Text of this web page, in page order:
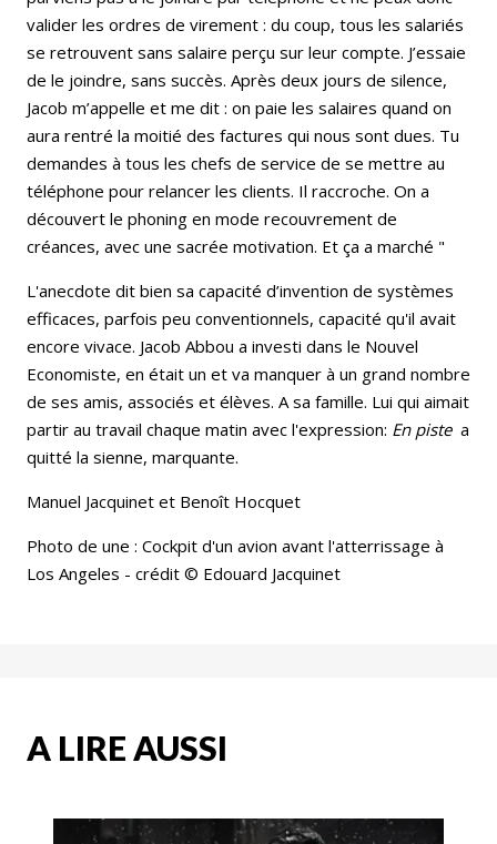
valider les ordres de virement : du coup, tous les salariés
se retrouvent sans salaire perçu sur leur compte. J’essaie
de le joindre, sans succès. Après deux jours de silence,
Jacob m’appelle et me dit : on paie les salaires quand on
aura rentré la moitié des factures qui nous sont dues. Tu
demandes à tous les chefs de service de se mettre au
téléphone pour relancer les clients. Il raccroche. On a
découvert le phoning en mode recouvrement de
créances, avec une sacrée motivation. Et ça a marché "
L'anecdote dit bien sa capacité d’invention de systèmes
efficaces, parfois peu conventionnels, capacité qu'il avait
encore vivace. Jacob Abbou a investi dans le Nouvel
Economiste, en était un et va manquer à un grand nombre
de ses amis, associés et élèves. A sa famille. Lui qui aimait
partir au travail chaque matin avec l'expression: En piste a
quitté la sienne, marquante.
Manuel Jacquinet et Benoît Hocquet
Photo de une : Cockpit d'un avion avant l'atterrissage à
Los Angeles - crédit © Edouard Jacquinet
A LIRE AUSSI